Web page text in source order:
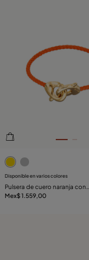
3.1de 5
Disponible en varios colores
Pulsera de cuero naranja con
mosquetón entrelazado en oro
Mex$ 1.559,00